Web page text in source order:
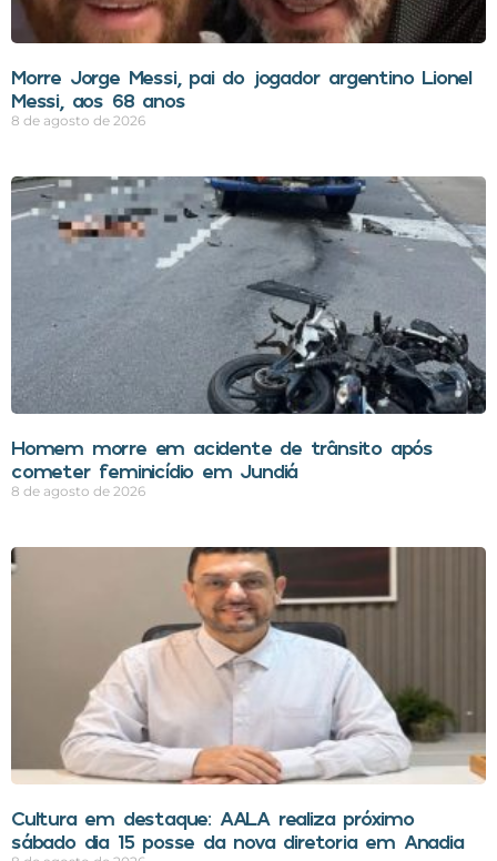
Morre Jorge Messi, pai do jogador argentino Lionel
Messi, aos 68 anos
8 de agosto de 2026
Homem morre em acidente de trânsito após
cometer feminicídio em Jundiá
8 de agosto de 2026
Cultura em destaque: AALA realiza próximo
sábado dia 15 posse da nova diretoria em Anadia